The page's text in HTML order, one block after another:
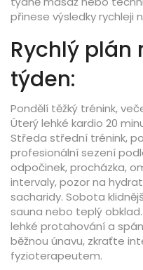
přinese výsledky rychleji
Rychlý plán
týden:
Pondělí těžký trénink,
Úterý lehké kardio 20
Středa střední trénink,
profesionální sezení
odpočinek, procházka,
intervaly, pozor na
sacharidy. Sobota
sauna nebo teplý
lehké protahování a
běžnou únavu, zkraťte
fyzioterapeutem.